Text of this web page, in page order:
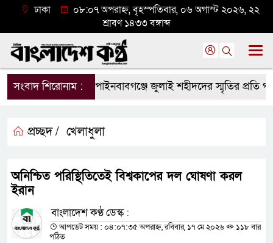
ঢাকা
০৮:০৭ অপরাহ্ন, বৃহস্পতিবার, ০৬ অগাস্ট ২০২৬, ২২
শ্রাবণ ১৪৩৩ বঙ্গাব্দ
সংবাদ শিরোনাম :চাঁপাইনবাবগঞ্জে জুলাই শহীদদের স্মৃতির প্রতি
প্রচ্ছদ / খেলাধুলা
অনিশ্চিত পরিস্থিতিতেই বিশ্বকাপের দল ঘোষণা করল
ইরান
বাংলাদেশ কণ্ঠ ডেস্ক :
আপডেট সময় : ০৪:০৭:৩৫ অপরাহ্ন, রবিবার, ১৭ মে ২০২৬
১১৮ বার
পঠিত